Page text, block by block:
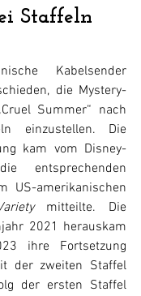
Staffeln
Kabelsender
die Mystery-
Summer“ nach
einzustellen. Die
kam vom Disney-
entsprechenden
US-amerikanischen
mitteilte. Die
2021 herauskam
ihre Fortsetzung
der zweiten Staffel
der ersten Staffel